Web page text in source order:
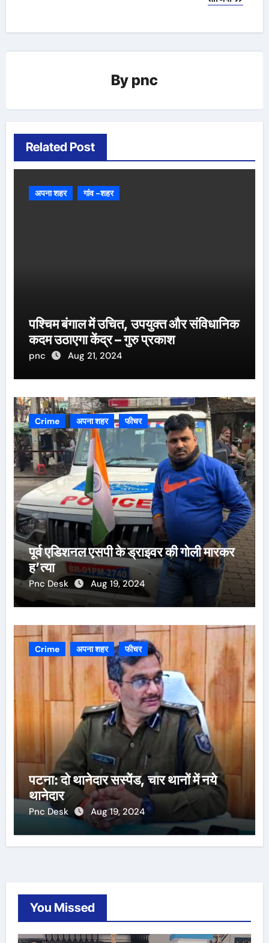
By pnc
Related Post
अपना शहर गांव -शहर
पश्चिम बंगाल में उचित, उपयुक्त और संविधानिक
कदम उठाएगा केंद्र – गुरु प्रकाश
pnc Aug 21, 2024
Crime अपना शहर फीचर
पूर्व एडिशनल एसपी के ड्राइवर की गोली मारकर
ह’त्या
Pnc Desk Aug 19, 2024
Crime अपना शहर फीचर
पटना: दो थानेदार सस्पेंड, चार थानों में नये
थानेदार
Pnc Desk Aug 19, 2024
You Missed